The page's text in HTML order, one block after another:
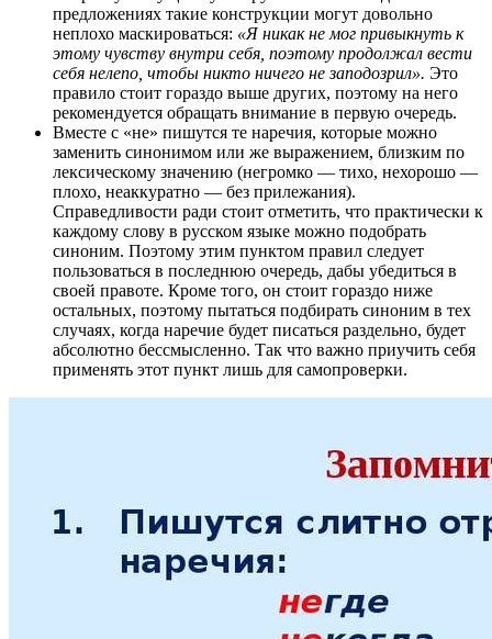
предложениях такие конструкции могут довольно
неплохо маскироваться: «Я никак не мог привыкнуть к
этому чувству внутри себя, поэтому продолжал вести
себя нелепо, чтобы никто ничего не заподозрил». Это
правило стоит гораздо выше других, поэтому на него
рекомендуется обращать внимание в первую очередь.
Вместе с «не» пишутся те наречия, которые можно
заменить синонимом или же выражением, близким по
лексическому значению (негромко — тихо, нехорошо —
плохо, неаккуратно — без прилежания).
Справедливости ради стоит отметить, что практически к
каждому слову в русском языке можно подобрать
синоним. Поэтому этим пунктом правил следует
пользоваться в последнюю очередь, дабы убедиться в
своей правоте. Кроме того, он стоит гораздо ниже
остальных, поэтому пытаться подбирать синоним в тех
случаях, когда наречие будет писаться раздельно, будет
абсолютно бессмысленно. Так что важно приучить себя
применять этот пункт лишь для самопроверки.